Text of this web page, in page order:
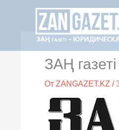
содержимому
ЗАҢ
От ZANGAZET.KZ /